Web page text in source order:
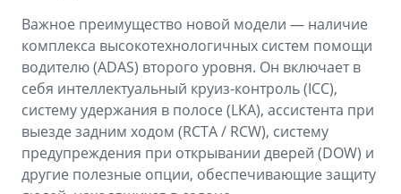
Важное преимущество новой модели — наличие
комплекса высокотехнологичных систем помощи
водителю (ADAS) второго уровня. Он включает в
себя интеллектуальный круиз-контроль (ICC),
систему удержания в полосе (LKA), ассистента при
выезде задним ходом (RCTA / RCW), систему
предупреждения при открывании дверей (DOW) и
другие полезные опции, обеспечивающие защиту